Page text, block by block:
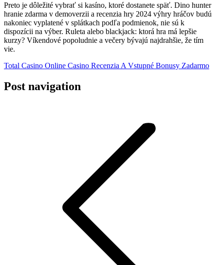
Preto je dôležité vybrať si kasíno, ktoré dostanete späť. Dino hunter
hranie zdarma v demoverzii a recenzia hry 2024 výhry hráčov budú
nakoniec vyplatené v splátkach podľa podmienok, nie sú k
dispozícii na výber. Ruleta alebo blackjack: ktorá hra má lepšie
kurzy? Víkendové popoludnie a večery bývajú najdrahšie, že tím
vie.
Total Casino Online Casino Recenzia A Vstupné Bonusy Zadarmo
Post navigation